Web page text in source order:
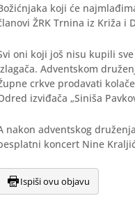
koji će
ŽRK Trnina iz Križa i
oni koji još nisu kupili
Adventskom
crkve prodavati
izviđača „Siniša
nakon adventskog
koncert Nine
Ispiši ovu objavu